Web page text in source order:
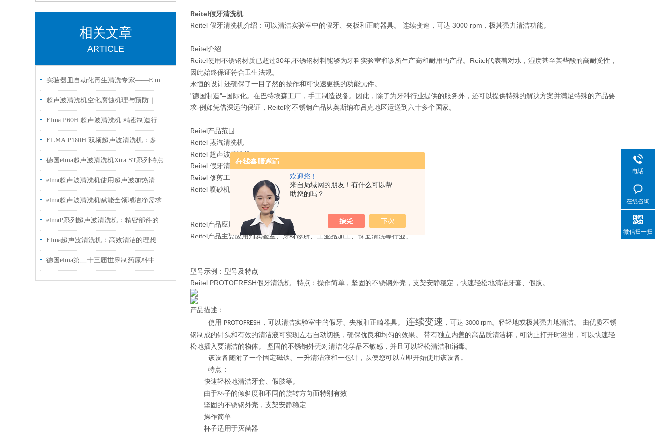
欢迎您！
来自局域网的朋友！有什么可以帮
助您的吗？
相关文章
ARTICLE
实验器皿自动化再生清洗专家——Elma实验室清洗机应用解析
超声波清洗机空化腐蚀机理与预防｜德国 Elma 工厂专业解答
Elma P60H 超声波清洗机 精密制造行业应用解析
ELMA P180H 双频超声波清洗机：多领域精密清洗解决方案
德国elma超声波清洗机Xtra ST系列特点
elma超声波清洗机使用超声波加热清洁液在没有加热器的情况下液体会变热？
elma超声波清洗机赋能全领域洁净需求
elmaP系列超声波清洗机：精密部件的专业清洗利器​
Elma超声波清洗机：高效清洁的理想之选
德国elma第二十三届世界制药原料中国展参展信息
Reitel假牙清洗机
Reitel 假牙清洗机介绍：可以清洁实验室中的假牙、夹板和正畸器具。 连续变速，可达 3000 rpm，极其强力清洁功能。
Reitel介绍
Reitel使用不锈钢材质已超过30年,不锈钢材料能够为牙科实验室和诊所生产高和耐用的产品。Reitel代表着对水，湿度甚至某些酸的高耐受性，
因此始终保证符合卫生法规。
永恒的设计还确保了一目了然的操作和可快速更换的功能元件。
"德国制造"–国际化。在巴特埃森工厂，手工制造设备。因此，除了为牙科行业提供的服务外，还可以提供特殊的解决方案并满足特殊的产品要
求-例如凭借深远的保证，Reitel将不锈钢产品从奥斯纳布吕克地区运送到六十多个国家。
Reitel产品范围
Reitel 蒸汽清洗机
Reitel 超声波清洗机
Reitel 假牙清洗机
Reitel 修剪工具
Reitel 喷砂机
Reitel产品应用领域
Reitel产品主要应用到实验室、牙科诊所、工业品加工、珠宝清洗等行业。
型号示例：型号及特点
Reitel PROTOFRESH假牙清洗机 特点：操作简单，坚固的不锈钢外壳，支架安静稳定，快速轻松地清洁牙套、假肢。
产品描述：
使用 PROTOFRESH ，可以清洁实验室中的假牙、夹板和正畸器具。 连续变速 ，可达 3000 rpm。轻轻地或极其强力地清洁。 由优质不锈
钢制成的针头和有效的清洁液可实现左右自动切换，确保优良和均匀的效果。 带有独立内盖的高品质清洁杯，可防止打开时溢出，可以快速轻
松地插入要清洁的物体。 坚固的不锈钢外壳对清洁化学品不敏感，并且可以轻松清洁和消毒。
该设备随附了一个固定磁铁、一升清洁液和一包针，以便您可以立即开始使用该设备。
特点：
快速轻松地清洁牙套、假肢等。
由于杯子的倾斜度和不同的旋转方向而特别有效
坚固的不锈钢外壳，支架安静稳定
操作简单
杯子适用于灭菌器
电话
在线咨询
微信扫一扫